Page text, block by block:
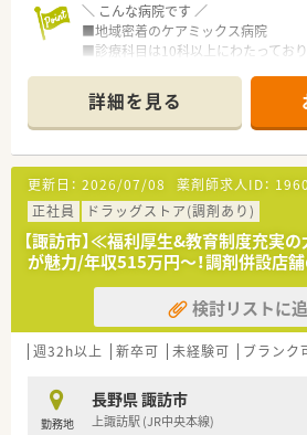
＼ こんな病院です ／
■地域密着のケアミックス病院
■診療科目は10科以上にわたってお
■お休みも多く、ワーク・ライフバラ
におすすめです！
■共済制度や奨学金制度もあり、福利
■年間休日122日！残業は月5時間程
ます。
詳細を見る
更新日： 2026/07/08 薬剤師求人ID：
正社員
ドラッグストア(調剤あり)
【諏訪市】≪福利厚生&教育制度充実
が魅力/年収515万円～！調剤併設店
検討リストに
週32h以上 新卒可 未経験可 ブランク
勤務地
長野県 諏訪市
上諏訪駅 (JR中央本線)